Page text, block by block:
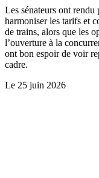
Les sénateurs ont
harmoniser les tarifs et
de trains, alors que les
l’ouverture à la
ont bon espoir de voir
cadre.
Le 25 juin 2026